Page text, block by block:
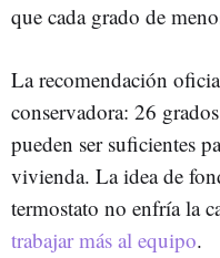
que cada grado de
La recomendación
conservadora: 26
pueden ser suficientes
vivienda. La idea de
termostato no enfría la
trabajar más al equipo.